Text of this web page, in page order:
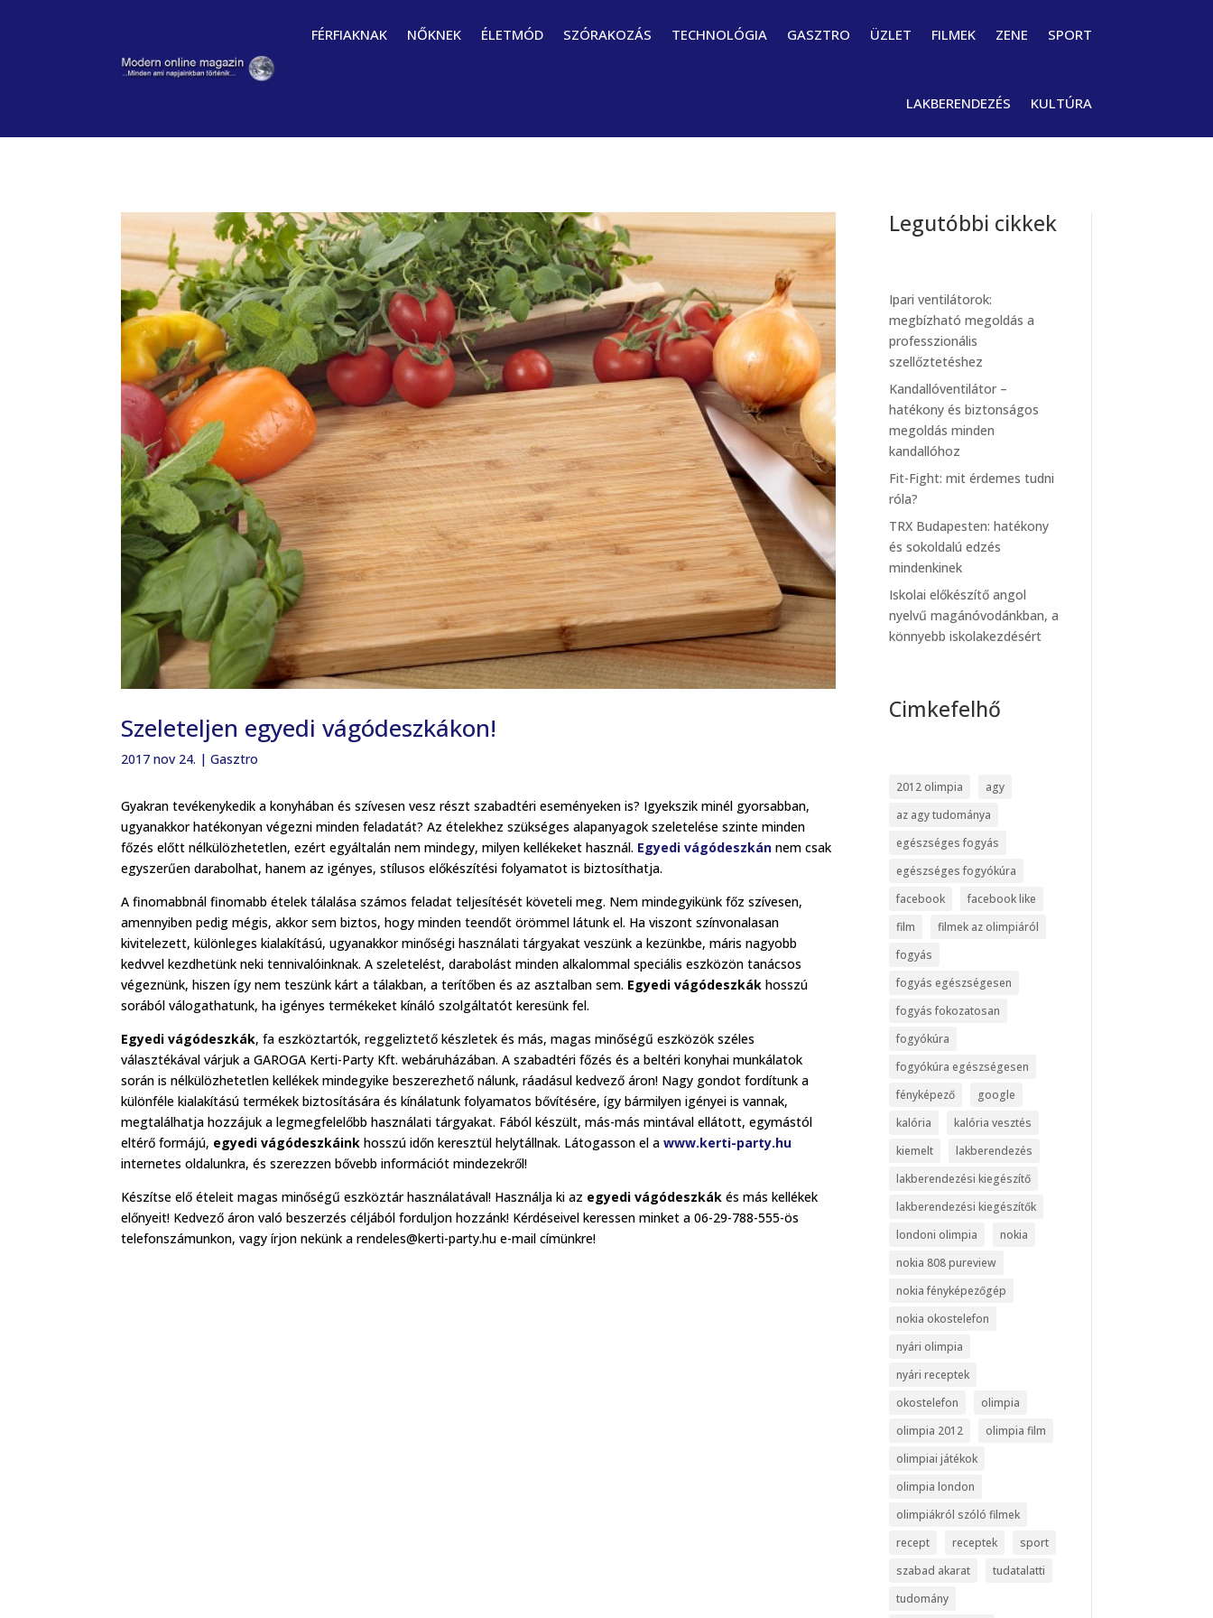
FÉRFIAKNAK NŐKNEK ÉLETMÓD SZÓRAKOZÁS TECHNOLÓGIA GASZTRO ÜZLET FILMEK ZENE SPORT
LAKBERENDEZÉS KULTÚRA
Szeleteljen egyedi vágódeszkákon!
2017 nov 24. |Gasztro
Gyakran tevékenykedik a konyhában és szívesen vesz részt szabadtéri eseményeken is? Igyekszik minél gyorsabban,
ugyanakkor hatékonyan végezni minden feladatát? Az ételekhez szükséges alapanyagok szeletelése szinte minden
főzés előtt nélkülözhetetlen, ezért egyáltalán nem mindegy, milyen kellékeket használ. Egyedi vágódeszkán nem csak
egyszerűen darabolhat, hanem az igényes, stílusos előkészítési folyamatot is biztosíthatja.
A finomabbnál finomabb ételek tálalása számos feladat teljesítését követeli meg. Nem mindegyikünk főz szívesen,
amennyiben pedig mégis, akkor sem biztos, hogy minden teendőt örömmel látunk el. Ha viszont színvonalasan
kivitelezett, különleges kialakítású, ugyanakkor minőségi használati tárgyakat veszünk a kezünkbe, máris nagyobb
kedvvel kezdhetünk neki tennivalóinknak. A szeletelést, darabolást minden alkalommal speciális eszközön tanácsos
végeznünk, hiszen így nem teszünk kárt a tálakban, a terítőben és az asztalban sem. Egyedi vágódeszkák hosszú
sorából válogathatunk, ha igényes termékeket kínáló szolgáltatót keresünk fel.
Egyedi vágódeszkák, fa eszköztartók, reggeliztető készletek és más, magas minőségű eszközök széles
választékával várjuk a GAROGA Kerti-Party Kft. webáruházában. A szabadtéri főzés és a beltéri konyhai munkálatok
során is nélkülözhetetlen kellékek mindegyike beszerezhető nálunk, ráadásul kedvező áron! Nagy gondot fordítunk a
különféle kialakítású termékek biztosítására és kínálatunk folyamatos bővítésére, így bármilyen igényei is vannak,
megtalálhatja hozzájuk a legmegfelelőbb használati tárgyakat. Fából készült, más-más mintával ellátott, egymástól
eltérő formájú, egyedi vágódeszkáink hosszú időn keresztül helytállnak. Látogasson el awww.kerti-party.hu
internetes oldalunkra, és szerezzen bővebb információt mindezekről!
Készítse elő ételeit magas minőségű eszköztár használatával! Használja ki az egyedi vágódeszkák és más kellékek
előnyeit! Kedvező áron való beszerzés céljából forduljon hozzánk! Kérdéseivel keressen minket a 06-29-788-555-ös
telefonszámunkon, vagy írjon nekünk a rendeles@kerti-party.hu e-mail címünkre!
Legutóbbi cikkek
Ipari ventilátorok:
megbízható megoldás a
professzionális
szellőztetéshez
Kandallóventilátor –
hatékony és biztonságos
megoldás minden
kandallóhoz
Fit-Fight: mit érdemes tudni
róla?
TRX Budapesten: hatékony
és sokoldalú edzés
mindenkinek
Iskolai előkészítő angol
nyelvű magánóvodánkban, a
könnyebb iskolakezdésért
Cimkefelhő
2012 olimpia
agy
az agy tudománya
egészséges fogyás
egészséges fogyókúra
facebook
facebook like
film
filmek az olimpiáról
fogyás
fogyás egészségesen
fogyás fokozatosan
fogyókúra
fogyókúra egészségesen
fényképező
google
kalória
kalória vesztés
kiemelt
lakberendezés
lakberendezési kiegészítő
lakberendezési kiegészítők
londoni olimpia
nokia
nokia 808 pureview
nokia fényképezőgép
nokia okostelefon
nyári olimpia
nyári receptek
okostelefon
olimpia
olimpia 2012
olimpia film
olimpiai játékok
olimpia london
olimpiákról szóló filmek
recept
receptek
sport
szabad akarat
tudatalatti
tudomány